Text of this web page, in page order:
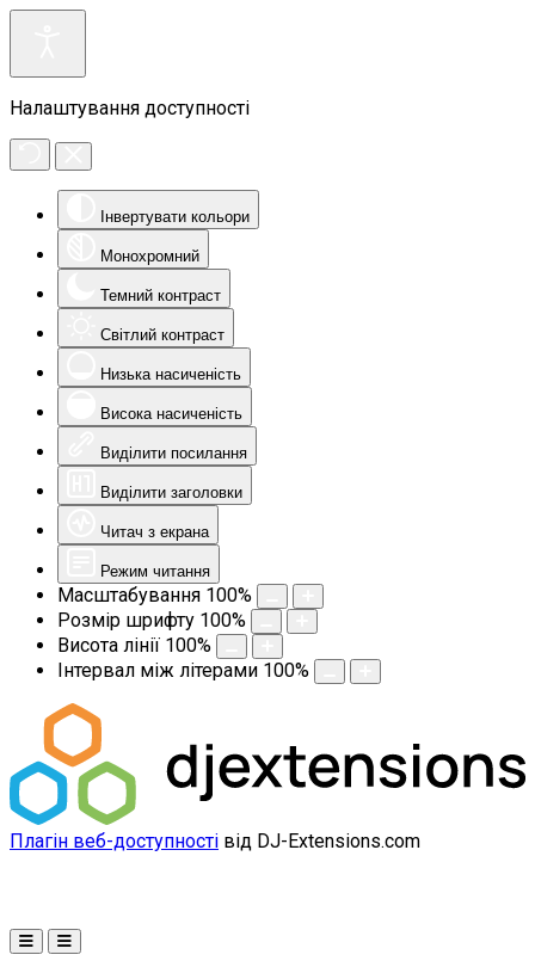
Налаштування доступності
Інвертувати кольори
Монохромний
Темний контраст
Світлий контраст
Низька насиченість
Висока насиченість
Виділити посилання
Виділити заголовки
Читач з екрана
Режим читання
Масштабування 100%
Розмір шрифту 100%
Висота лінії 100%
Інтервал між літерами 100%
Плагін веб-доступності від DJ-Extensions.com